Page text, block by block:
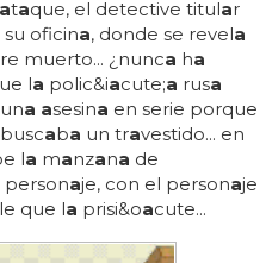
ataque, el detective titular
su oficina, donde se revela
muerto... ¿nunca ha
la polic&iacute;a rusa
una asesina en serie porque
aba un travestido... en
la manzana de
personaje, con el personaje
que la prisi&oacute...